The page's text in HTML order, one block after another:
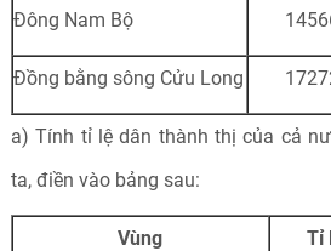
Đông Nam Bộ
Đồng bằng sông Cửu Long
a) Tính tỉ lệ dân thành thị của cả
ta, điền vào bảng sau:
Vùng Tỉ